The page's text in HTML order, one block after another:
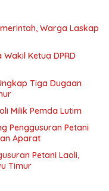
Warga Laskap
Tiga Dugaan
Milik Pemda Lutim
Penggusuran Petani
Aparat
Petani Laoli,
Timur